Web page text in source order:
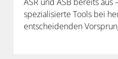
spezialisierte Tools bei
entscheidenden